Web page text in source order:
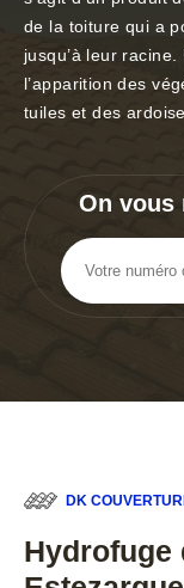
de la toiture qui a
jusqu’à leur
l’apparition des
tuiles et des
On vous
DK
Hydrofuge